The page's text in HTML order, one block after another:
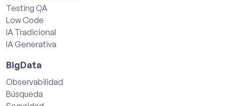
Testing QA
Low Code
IA Tradicional
IA Generativa
BigData
Observabilidad
Búsqueda